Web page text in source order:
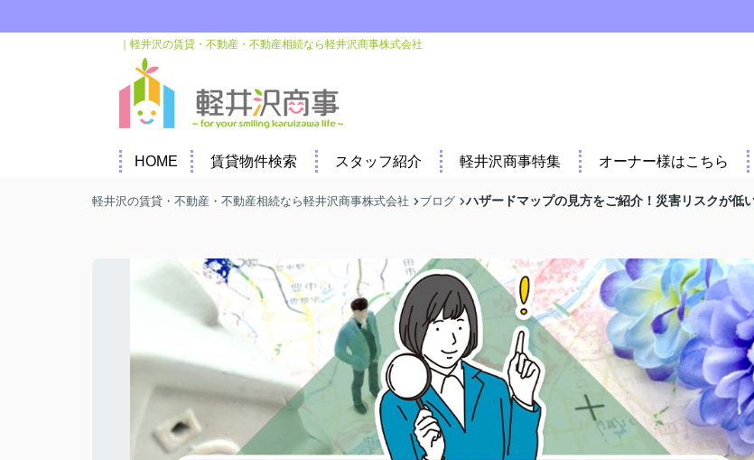
｜軽井沢の賃貸・不動産・不動産相続なら軽井沢商事株式会社
HOME 賃貸物件検索 スタッフ紹介 軽井沢商事特集 オーナー様はこちら
軽井沢の賃貸・不動産・不動産相続なら軽井沢商事株式会社 ブログ ハザードマップの見方をご紹介！災害リスクが低